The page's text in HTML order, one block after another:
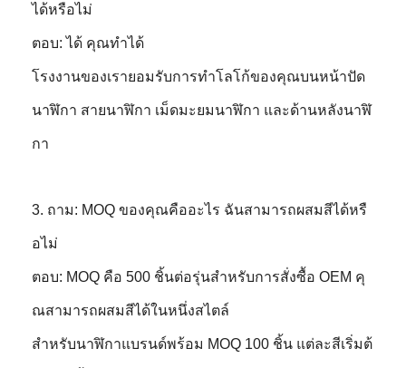
ได้หรือไม่
ตอบ: ได้ คุณทำได้
โรงงานของเรายอมรับการทำโลโก้ของคุณบนหน้าปัด
นาฬิกา สายนาฬิกา เม็ดมะยมนาฬิกา และด้านหลังนาฬิ
กา
3. ถาม: MOQ ของคุณคืออะไร ฉันสามารถผสมสีได้หรื
อไม่
ตอบ: MOQ คือ 500 ชิ้นต่อรุ่นสำหรับการสั่งซื้อ OEM คุ
ณสามารถผสมสีได้ในหนึ่งสไตล์
สำหรับนาฬิกาแบรนด์พร้อม MOQ 100 ชิ้น แต่ละสีเริ่มต้